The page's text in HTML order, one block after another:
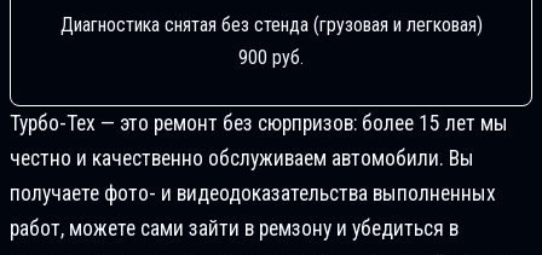
Диагностика снятая без стенда (грузовая и легковая)
900 руб.
Турбо-Тех — это ремонт без сюрпризов: более 15 лет мы
честно и качественно обслуживаем автомобили. Вы
получаете фото- и видеодоказательства выполненных
работ, можете сами зайти в ремзону и убедиться в